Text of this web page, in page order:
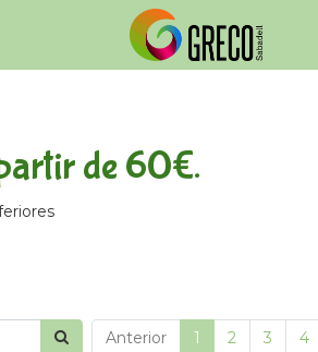
de 60€.
Anterior 1 2 3 4